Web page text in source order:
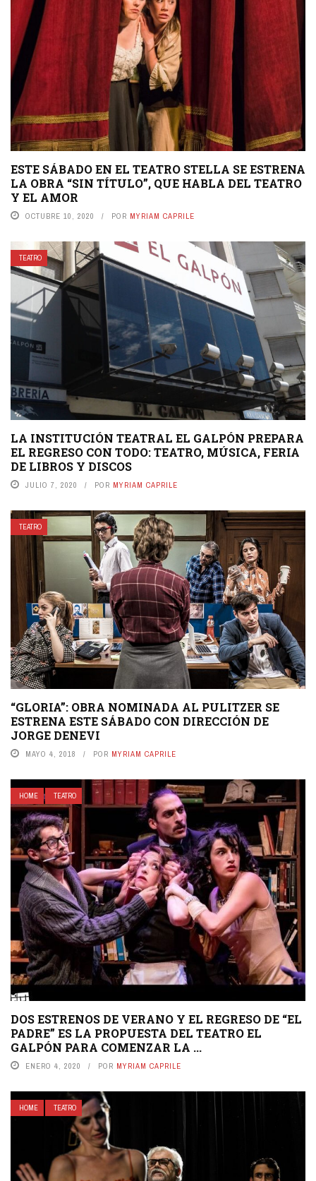
ESTE SÁBADO EN EL TEATRO STELLA SE ESTRENA
LA OBRA “SIN TÍTULO”, QUE HABLA DEL TEATRO
Y EL AMOR
OCTUBRE 10, 2020 POR MYRIAM CAPRILE
TEATRO
LA INSTITUCIÓN TEATRAL EL GALPÓN PREPARA
EL REGRESO CON TODO: TEATRO, MÚSICA, FERIA
DE LIBROS Y DISCOS
JULIO 7, 2020 POR MYRIAM CAPRILE
TEATRO
“GLORIA”: OBRA NOMINADA AL PULITZER SE
ESTRENA ESTE SÁBADO CON DIRECCIÓN DE
JORGE DENEVI
MAYO 4, 2018 POR MYRIAM CAPRILE
HOME TEATRO
DOS ESTRENOS DE VERANO Y EL REGRESO DE “EL
PADRE” ES LA PROPUESTA DEL TEATRO EL
GALPÓN PARA COMENZAR LA ...
ENERO 4, 2020 POR MYRIAM CAPRILE
HOME TEATRO